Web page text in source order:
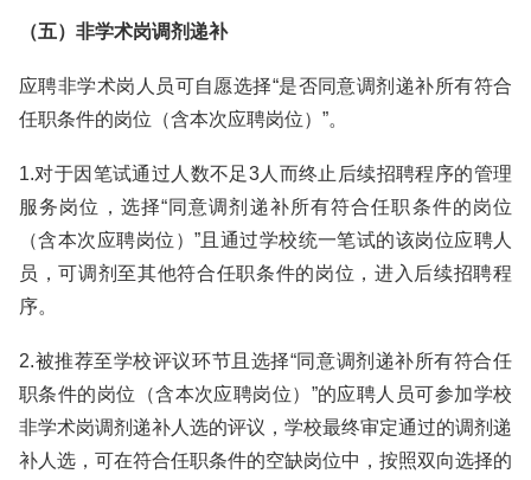
（五）非学术岗调剂递补
应聘非学术岗人员可自愿选择“是否同意调剂递补所有符合
任职条件的岗位（含本次应聘岗位）”。
1.对于因笔试通过人数不足3人而终止后续招聘程序的管理
服务岗位，选择“同意调剂递补所有符合任职条件的岗位
（含本次应聘岗位）”且通过学校统一笔试的该岗位应聘人
员，可调剂至其他符合任职条件的岗位，进入后续招聘程
序。
2.被推荐至学校评议环节且选择“同意调剂递补所有符合任
职条件的岗位（含本次应聘岗位）”的应聘人员可参加学校
非学术岗调剂递补人选的评议，学校最终审定通过的调剂递
补人选，可在符合任职条件的空缺岗位中，按照双向选择的